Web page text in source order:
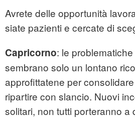
Avrete delle opportunità
siate pazienti e cercate di
Capricorno: le
sembrano solo un lontano
approfittatene per
ripartire con slancio. Nuovi
solitari, non tutti porteranno a